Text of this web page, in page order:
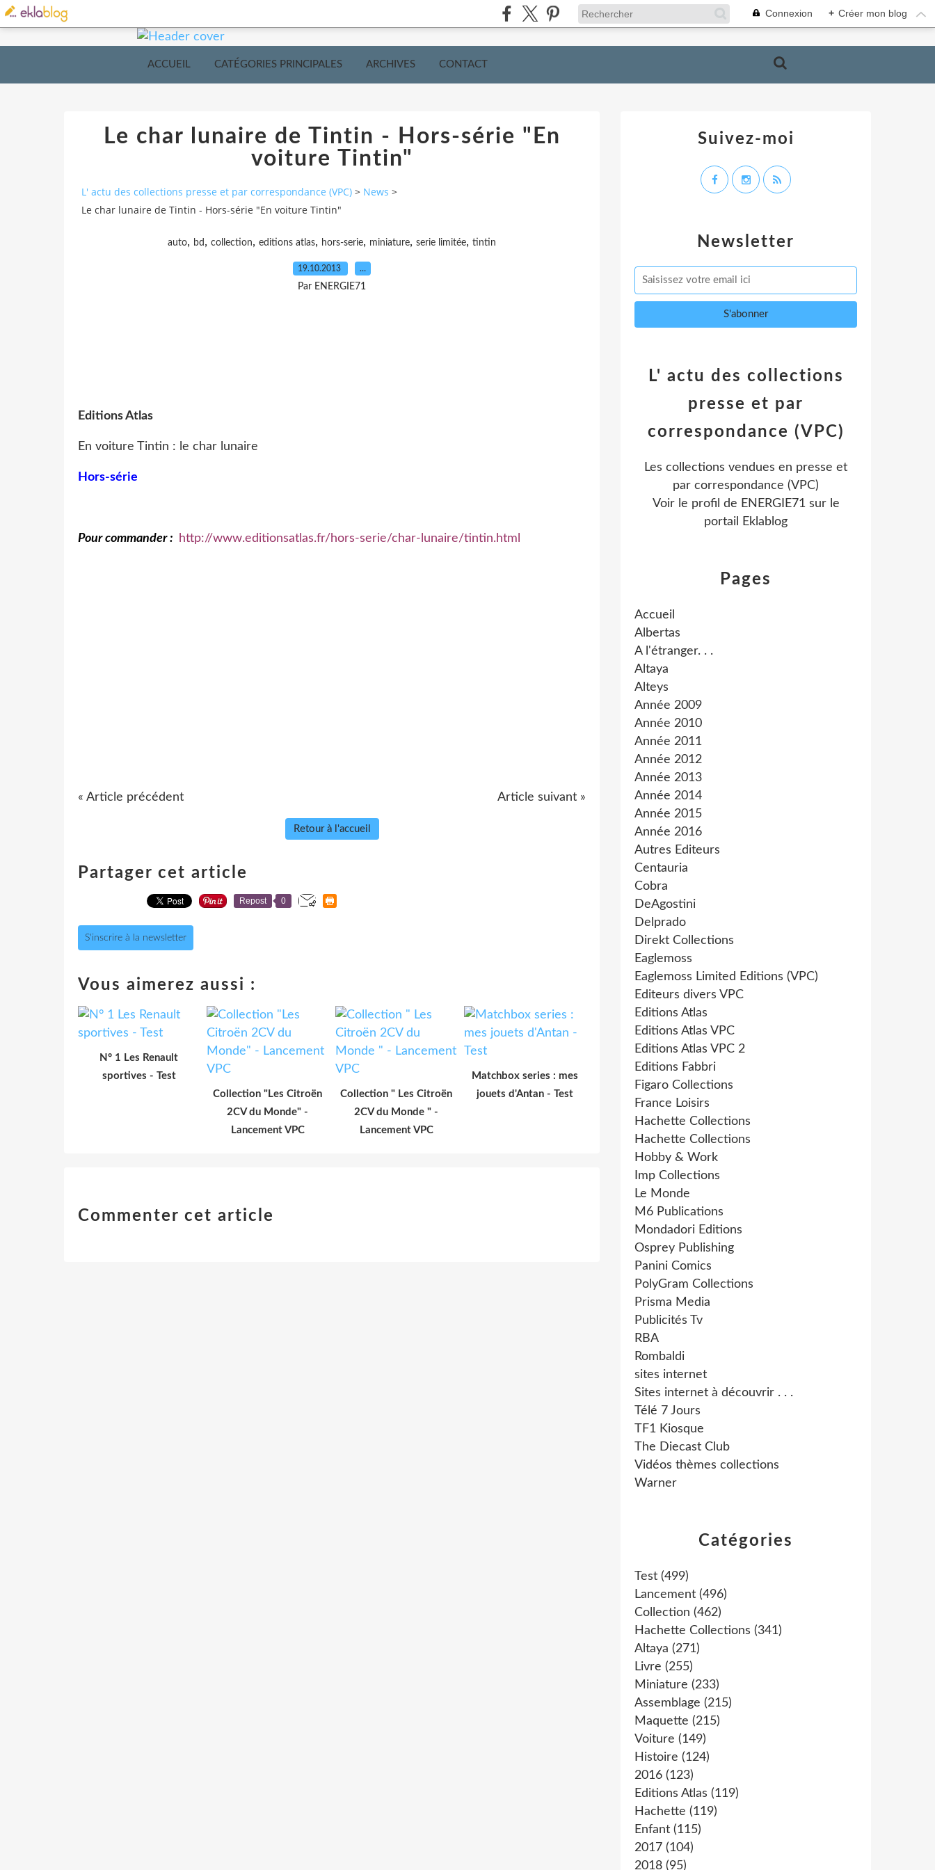
Connexion + Créer mon blog
ACCUEIL CATÉGORIES PRINCIPALES ARCHIVES CONTACT
Le char lunaire de Tintin - Hors-série "En
voiture Tintin"
L' actu des collections presse et par correspondance (VPC) > News >
Le char lunaire de Tintin - Hors-série "En voiture Tintin"
auto, bd , collection, editions atlas, hors-serie, miniature, serie limitée, tintin
19.10.2013 …
Par ENERGIE71
Editions Atlas
En voiture Tintin : le char lunaire
Hors-série
Pour commander : http://www.editionsatlas.fr/hors-serie/char-lunaire/tintin.html
« Article précédent Article suivant »
Retour à l'accueil
Partager cet article
Repost 0
S'inscrire à la newsletter
Vous aimerez aussi :
N° 1 Les Renault
sportives - Test
Collection "Les Citroën
2CV du Monde" -
Lancement VPC
Collection " Les Citroën
2CV du Monde " -
Lancement VPC
Matchbox series : mes
jouets d'Antan - Test
Commenter cet article
Newsletter
Catégories
Test (499)
Lancement (496)
Collection (462)
Hachette Collections (341)
Altaya (271)
Livre (255)
Miniature (233)
Assemblage (215)
Maquette (215)
Voiture (149)
Histoire (124)
2016 (123)
Editions Atlas (119)
Hachette (119)
Enfant (115)
2017 (104)
2018 (95)
Pages
Accueil
Albertas
A l'étranger. . .
Altaya
Alteys
Année 2009
Année 2010
Année 2011
Année 2012
Année 2013
Année 2014
Année 2015
Année 2016
Autres Editeurs
Centauria
Cobra
DeAgostini
Delprado
Direkt Collections
Eaglemoss
Eaglemoss Limited Editions (VPC)
Editeurs divers VPC
Editions Atlas
Editions Atlas VPC
Editions Atlas VPC 2
Editions Fabbri
Figaro Collections
France Loisirs
Hachette Collections
Hachette Collections
Hobby & Work
Imp Collections
Le Monde
M6 Publications
Mondadori Editions
Osprey Publishing
Panini Comics
PolyGram Collections
Prisma Media
Publicités Tv
RBA
Rombaldi
sites internet
Sites internet à découvrir . . .
Télé 7 Jours
TF1 Kiosque
The Diecast Club
Vidéos thèmes collections
Warner
L' actu des collections
presse et par
correspondance (VPC)
Les collections vendues en presse et
par correspondance (VPC)
Voir le profil de ENERGIE71sur le
portail Eklablog
Suivez-moi